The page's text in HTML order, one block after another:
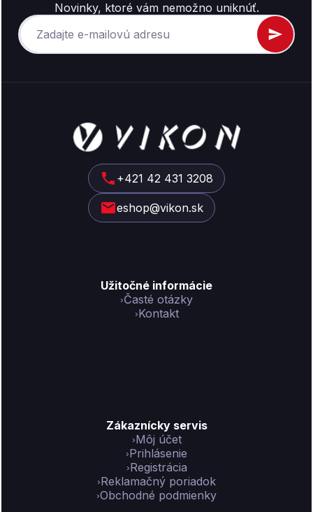
Novinky, ktoré vám nemožno uniknúť.
+421 42 431 3208
eshop@vikon.sk
Užitočné informácie
Časté otázky
Kontakt
Zákaznícky servis
Môj účet
Prihlásenie
Registrácia
Reklamačný poriadok
Obchodné podmienky